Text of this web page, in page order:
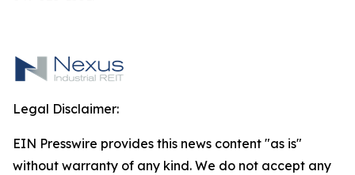
Legal Disclaimer:
EIN Presswire provides this news content "as is"
without warranty of any kind. We do not accept any